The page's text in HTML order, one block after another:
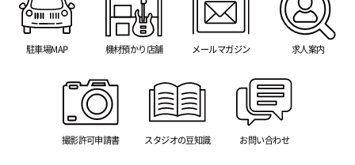
駐車場MAP 機材預かり店舗 メールマガジン 求人案内
撮影許可申請書 スタジオの豆知識 お問い合わせ